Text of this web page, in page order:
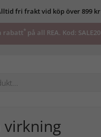
fri frakt vid köp över 899 kr
rabatt*på all REA. Kod: SALE20
virkning